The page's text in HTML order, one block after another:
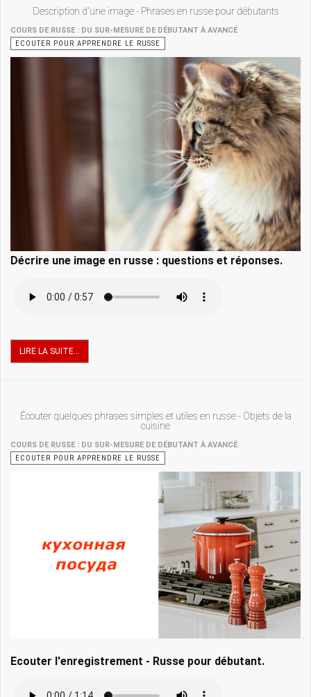
Description d'une image - Phrases en russe pour débutants
COURS DE RUSSE : DU SUR-MESURE DE DÉBUTANT À AVANCÉ
ECOUTER POUR APPRENDRE LE RUSSE
Décrire une image en russe : questions et réponses.
LIRE LA SUITE...
Écouter quelques phrases simples et utiles en russe - Objets de la
cuisine
COURS DE RUSSE : DU SUR-MESURE DE DÉBUTANT À AVANCÉ
ECOUTER POUR APPRENDRE LE RUSSE
Ecouter l'enregistrement - Russe pour débutant.